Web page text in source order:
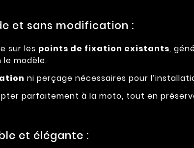
et sans modification :
sur les points de fixation existants,
modèle.
ni perçage nécessaires pour
parfaitement à la moto, tout en
et élégante :